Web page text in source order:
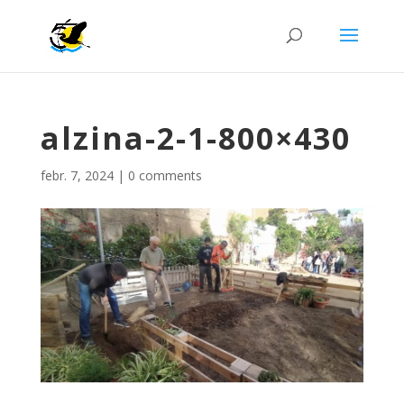
alzina-2-1-800×430
febr. 7, 2024| 0 comments